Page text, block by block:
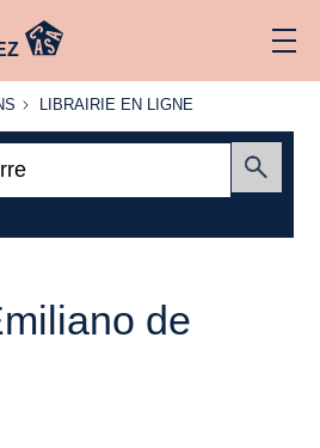
LIBRAIRIE
LIBRAIRIE EN LIGNE
de